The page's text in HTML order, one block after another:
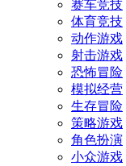
赛车竞技
体育竞技
动作游戏
射击游戏
恐怖冒险
模拟经营
生存冒险
策略游戏
角色扮演
小众游戏